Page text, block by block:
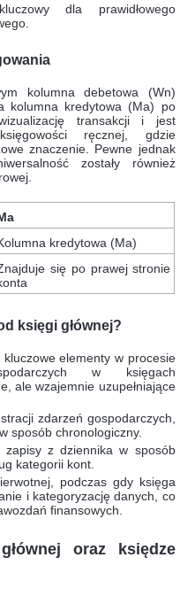
dla prawidłowego
kolumna debetowa (Wn)
kolumna kredytowa (Ma) po
transakcji i jest
ręcznej, gdzie
znaczenie. Pewne jednak
zostały również
kredytowa (Ma)
się po prawej stronie
księgi głównej?
elementy w procesie
w księgach
ale wzajemnie uzupełniające
zdarzeń gospodarczych,
sposób chronologiczny.
zapisy z dziennika w sposób
kategorii kont.
podczas gdy księga
i kategoryzację danych, co
finansowych.
oraz księdze